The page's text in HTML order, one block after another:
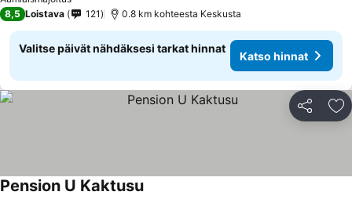
8,5 Loistava 121 0.8 km kohteesta Keskusta
Valitse päivät nähdäksesi tarkat hinnat
Katso hinnat
Jaa
Pension U Kaktusu